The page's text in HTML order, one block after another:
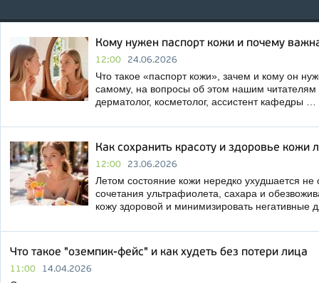
Кому нужен паспорт кожи и почему
12:00 24.06.2026
Что такое «паспорт кожи», зачем и кому он
самому, на вопросы об этом нашим читателям
дерматолог, косметолог, ассистент кафедры …
Как сохранить красоту и здоровье кожи
12:00 23.06.2026
Летом состояние кожи нередко ухудшается не
сочетания ультрафиолета, сахара и
кожу здоровой и минимизировать негативные
Что такое "оземпик-фейс" и как худеть без потери лица
11:00 14.04.2026